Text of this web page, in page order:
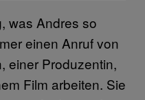
was Andres so
einen Anruf von
einer Produzentin,
Film arbeiten. Sie